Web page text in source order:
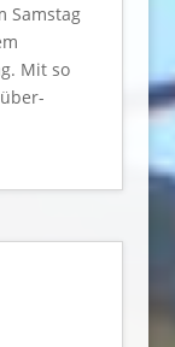
Samstag
Mit so
über­